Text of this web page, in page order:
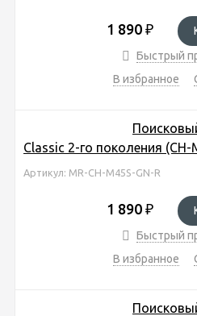
1 890 ₽
Быстрый
В избранное
Classic 2-го поколения (CH-
Артикул: MR-CH-M45S-GN-R
1 890 ₽
Быстрый
В избранное